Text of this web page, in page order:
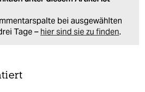
bei ausgewählten
Tage – hier sind sie zu finden.